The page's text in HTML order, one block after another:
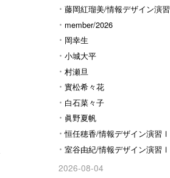
藤岡紅瑠美/情報デザイン演習
Ⅰ member/2026
岡幸生
小城大平
村瀬旦
實松希々花
白石菜々子
眞野夏帆
恒任穂香/情報デザイン演習Ⅰ
室谷由紀/情報デザイン演習Ⅰ
2026-08-04